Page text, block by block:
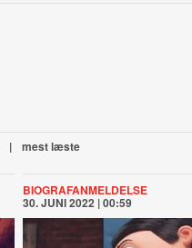
| mest læste
BIOGRAFANMELDELSE
30. JUNI 2022 | 00:59